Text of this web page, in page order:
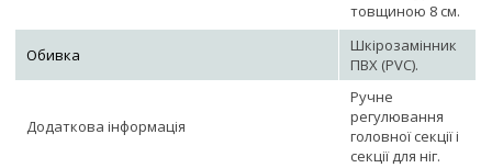
товщиною 8 см.
Обивка
Шкірозамінник
ПВХ (PVC).
Додаткова інформація
Ручне
регулювання
головної секції і
секції для ніг.